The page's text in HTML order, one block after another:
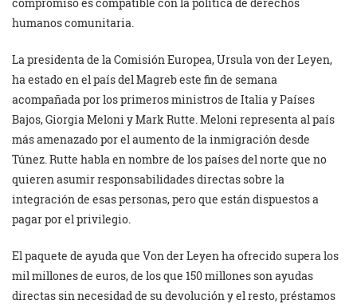
humanos comunitaria.
La presidenta de la Comisión Europea, Ursula von der Leyen,
ha estado en el país del Magreb este fin de semana
acompañada por los primeros ministros de Italia y Países
Bajos, Giorgia Meloni y Mark Rutte. Meloni representa al país
más amenazado por el aumento de la inmigración desde
Túnez. Rutte habla en nombre de los países del norte que no
quieren asumir responsabilidades directas sobre la
integración de esas personas, pero que están dispuestos a
pagar por el privilegio.
El paquete de ayuda que Von der Leyen ha ofrecido supera los
mil millones de euros, de los que 150 millones son ayudas
directas sin necesidad de su devolución y el resto, préstamos